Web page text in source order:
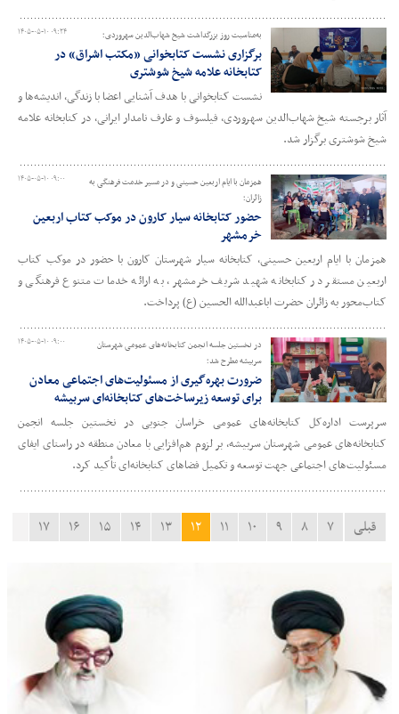
۱۴۰۵-۰۵-۱۰ ۰۹:۲۴ به‌مناسبت روز بزرگداشت شیخ شهاب‌الدین سهروردی؛
برگزاری نشست کتابخوانی «مکتب اشراق» در
کتابخانه علامه شیخ شوشتری
نشست کتابخوانی با هدف آشنایی اعضا با زندگی، اندیشه‌ها و
آثار برجسته شیخ شهاب‌الدین سهروردی، فیلسوف و عارف نامدار ایرانی، در کتابخانه علامه
شیخ شوشتری برگزار شد.
۱۴۰۵-۰۵-۱۰ ۰۹:۰۰
همزمان با ایام اربعین حسینی و در مسیر خدمت فرهنگی به
زائران؛
حضور کتابخانه سیار کارون در موکب کتاب اربعین
خرمشهر
همزمان با ایام اربعین حسینی، کتابخانه سیار شهرستان کارون با حضور در موکب کتاب
اربعین مستقر در کتابخانه شهید شریف خرمشهر، به ارائه خدمات متنوع فرهنگی و
کتاب‌محور به زائران حضرت اباعبدالله الحسین (ع) پرداخت.
۱۴۰۵-۰۵-۱۰ ۰۹:۰۰
در نخستین جلسه انجمن کتابخانه‌های عمومی شهرستان
سربیشه مطرح شد؛
ضرورت بهره‌گیری از مسئولیت‌های اجتماعی معادن
برای توسعه زیرساخت‌های کتابخانه‌ای سربیشه
سرپرست اداره‌کل کتابخانه‌های عمومی خراسان جنوبی در نخستین جلسه انجمن
کتابخانه‌های عمومی شهرستان سربیشه، بر لزوم هم‌افزایی با معادن منطقه در راستای ایفای
مسئولیت‌های اجتماعی جهت توسعه و تکمیل فضاهای کتابخانه‌ای تأکید کرد.
قبلی ۷ ۸ ۹ ۱۰ ۱۱ ۱۲ ۱۳ ۱۴ ۱۵ ۱۶
۱۷